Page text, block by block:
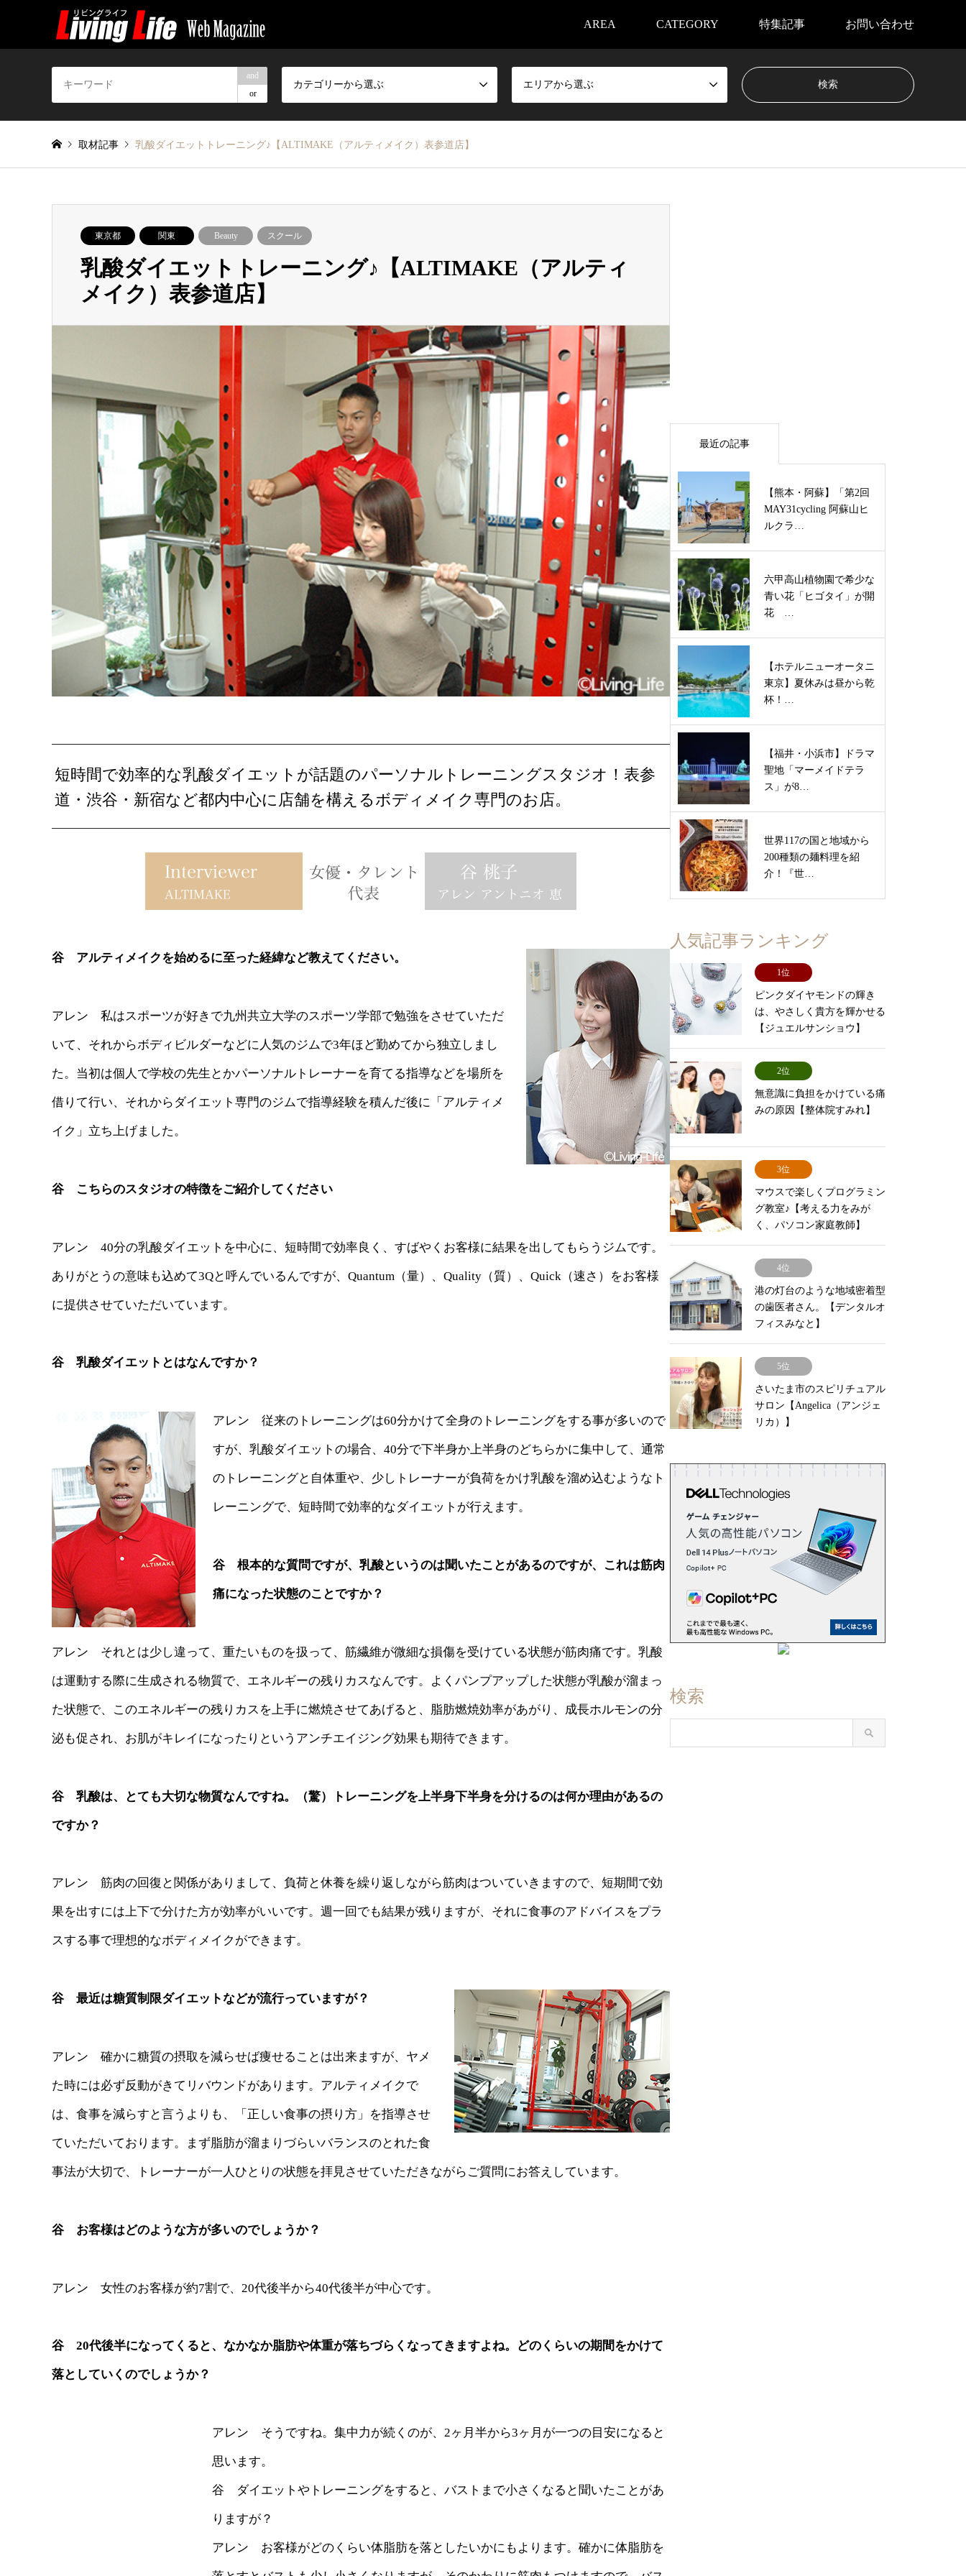
AREA CATEGORY 特集記事 お問い合わせ
and
or
カテゴリーから選ぶ エリアから選ぶ
取材記事 乳酸ダイエットトレーニング♪【ALTIMAKE（アルティメイク）表参道店】
東京都 関東 Beauty スクール
乳酸ダイエットトレーニング♪【ALTIMAKE（アルティ
メイク）表参道店】
短時間で効率的な乳酸ダイエットが話題のパーソナルトレーニングスタジオ！表参
道・渋谷・新宿など都内中心に店舗を構えるボディメイク専門のお店。
谷 アルティメイクを始めるに至った経緯など教えてください。
アレン 私はスポーツが好きで九州共立大学のスポーツ学部で勉強をさせていただ
いて、それからボディビルダーなどに人気のジムで3年ほど勤めてから独立しまし
た。当初は個人で学校の先生とかパーソナルトレーナーを育てる指導などを場所を
借りて行い、それからダイエット専門のジムで指導経験を積んだ後に「アルティメ
イク」立ち上げました。
谷 こちらのスタジオの特徴をご紹介してください
アレン 40分の乳酸ダイエットを中心に、短時間で効率良く、すばやくお客様に結果を出してもらうジムです。
ありがとうの意味も込めて3Qと呼んでいるんですが、Quantum（量）、Quality（質）、Quick（速さ）をお客様
に提供させていただいています。
谷 乳酸ダイエットとはなんですか？
アレン 従来のトレーニングは60分かけて全身のトレーニングをする事が多いので
すが、乳酸ダイエットの場合、40分で下半身か上半身のどちらかに集中して、通常
のトレーニングと自体重や、少しトレーナーが負荷をかけ乳酸を溜め込むようなト
レーニングで、短時間で効率的なダイエットが行えます。
谷 根本的な質問ですが、乳酸というのは聞いたことがあるのですが、これは筋肉
痛になった状態のことですか？
アレン それとは少し違って、重たいものを扱って、筋繊維が微細な損傷を受けている状態が筋肉痛です。乳酸
は運動する際に生成される物質で、エネルギーの残りカスなんです。よくパンプアップした状態が乳酸が溜まっ
た状態で、このエネルギーの残りカスを上手に燃焼させてあげると、脂肪燃焼効率があがり、成長ホルモンの分
泌も促され、お肌がキレイになったりというアンチエイジング効果も期待できます。
谷 乳酸は、とても大切な物質なんですね。（驚）トレーニングを上半身下半身を分けるのは何か理由があるの
ですか？
アレン 筋肉の回復と関係がありまして、負荷と休養を繰り返しながら筋肉はついていきますので、短期間で効
果を出すには上下で分けた方が効率がいいです。週一回でも結果が残りますが、それに食事のアドバイスをプラ
スする事で理想的なボディメイクができます。
谷 最近は糖質制限ダイエットなどが流行っていますが？
アレン 確かに糖質の摂取を減らせば痩せることは出来ますが、ヤメ
た時には必ず反動がきてリバウンドがあります。アルティメイクで
は、食事を減らすと言うよりも、「正しい食事の摂り方」を指導させ
ていただいております。まず脂肪が溜まりづらいバランスのとれた食
事法が大切で、トレーナーが一人ひとりの状態を拝見させていただきながらご質問にお答えしています。
谷 お客様はどのような方が多いのでしょうか？
アレン 女性のお客様が約7割で、20代後半から40代後半が中心です。
谷 20代後半になってくると、なかなか脂肪や体重が落ちづらくなってきますよね。どのくらいの期間をかけて
落としていくのでしょうか？
アレン そうですね。集中力が続くのが、2ヶ月半から3ヶ月が一つの目安になると
思います。
谷 ダイエットやトレーニングをすると、バストまで小さくなると聞いたことがあ
りますが？
アレン お客様がどのくらい体脂肪を落としたいかにもよります。確かに体脂肪を
最近の記事
【熊本・阿蘇】「第2回
MAY31cycling 阿蘇山ヒ
ルクラ…
六甲高山植物園で希少な
青い花「ヒゴタイ」が開
花 …
【ホテルニューオータニ
東京】夏休みは昼から乾
杯！…
【福井・小浜市】ドラマ
聖地「マーメイドテラ
ス」が8…
世界117の国と地域から
200種類の麺料理を紹
介！『世…
人気記事ランキング
1位
ピンクダイヤモンドの輝き
は、やさしく貴方を輝かせる
【ジュエルサンショウ】
2位
無意識に負担をかけている痛
みの原因【整体院すみれ】
3位
マウスで楽しくプログラミン
グ教室♪【考える力をみが
く、パソコン家庭教師】
4位
港の灯台のような地域密着型
の歯医者さん。【デンタルオ
フィスみなと】
5位
さいたま市のスピリチュアル
サロン【Angelica（アンジェ
リカ）】
検索